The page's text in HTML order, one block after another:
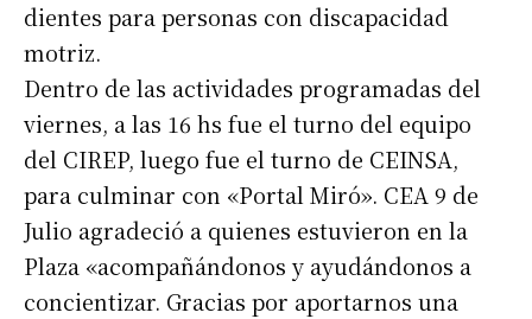
dientes para personas con discapacidad
motriz.
Dentro de las actividades programadas del
viernes, a las 16 hs fue el turno del equipo
del CIREP, luego fue el turno de CEINSA,
para culminar con «Portal Miró». CEA 9 de
Julio agradeció a quienes estuvieron en la
Plaza «acompañándonos y ayudándonos a
concientizar. Gracias por aportarnos una